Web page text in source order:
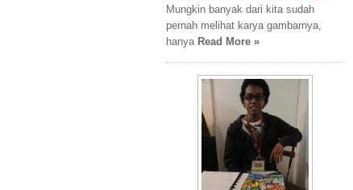
Mungkin banyak dari kita sudah
pernah melihat karya gambarnya,
hanya Read More »